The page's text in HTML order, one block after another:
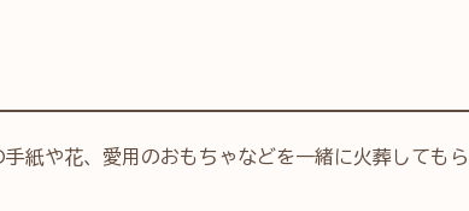
紙や花、愛用のおもちゃなどを一緒に火葬してもら